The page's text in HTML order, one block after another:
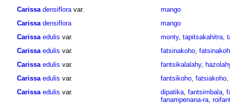
Carissa densifloravar.
mango
Carissa densiflora
mango
Carissa edulis var. monty, tapitsakahitra,
Carissa edulis var. fatsinakoho,
Carissa edulis var. fantsikalalahy,
Carissa edulis var. fantsikoho, fatsiakoho,
Carissa edulis var. dipatika, fantsimbala,
fanampenana-ra,